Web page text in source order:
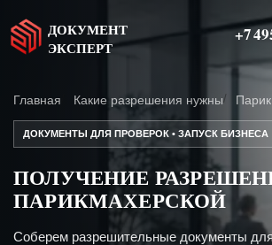
ДОКУМЕНТ
ЭКСПЕРТ
+7
Главная Какие разрешения нужны
ДОКУМЕНТЫ ДЛЯ ПРОВЕРОК • ЗАПУСК БИЗНЕСА
ПОЛУЧЕНИЕ
ПАРИКМАХЕРСКОЙ
Соберем разрешительные документы